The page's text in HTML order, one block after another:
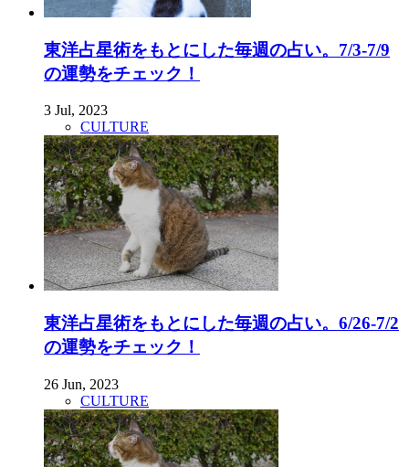
東洋占星術をもとにした毎週の占い。7/3-7/9
の運勢をチェック！
3 Jul, 2023
CULTURE
東洋占星術をもとにした毎週の占い。6/26-7/2
の運勢をチェック！
26 Jun, 2023
CULTURE